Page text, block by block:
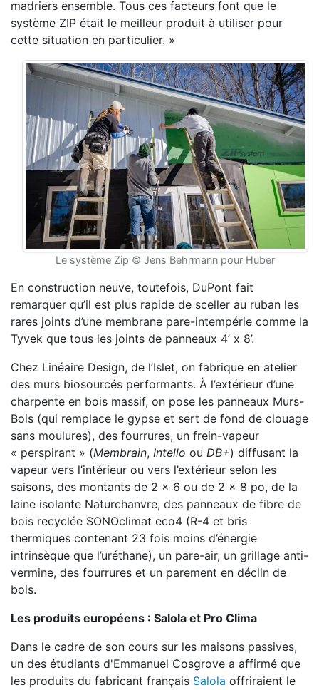
madriers ensemble. Tous ces facteurs font que le
système ZIP était le meilleur produit à utiliser pour
cette situation en particulier. »
Le système Zip © Jens Behrmann pour Huber
En construction neuve, toutefois, DuPont fait
remarquer qu’il est plus rapide de sceller au ruban les
rares joints d’une membrane pare-intempérie comme la
Tyvek que tous les joints de panneaux 4’ x 8’.
Chez Linéaire Design, de l’Islet, on fabrique en atelier
des murs biosourcés performants. À l’extérieur d’une
charpente en bois massif, on pose les panneaux Murs-
Bois (qui remplace le gypse et sert de fond de clouage
sans moulures), des fourrures, un frein-vapeur
« perspirant » (Membrain, Intello ou DB+) diffusant la
vapeur vers l’intérieur ou vers l’extérieur selon les
saisons, des montants de 2 x 6 ou de 2 x 8 po, de la
laine isolante Naturchanvre, des panneaux de fibre de
bois recyclée SONOclimat eco4 (R-4 et bris
thermiques contenant 23 fois moins d’énergie
intrinsèque que l’uréthane), un pare-air, un grillage anti-
vermine, des fourrures et un parement en déclin de
bois.
Les produits européens : Salola et Pro Clima
Dans le cadre de son cours sur les maisons passives,
un des étudiants d'Emmanuel Cosgrove a affirmé que
les produits du fabricant français Salola offriraient le